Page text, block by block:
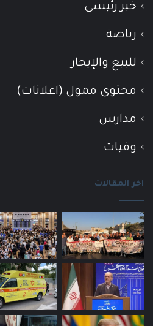
خبر رئيسي
رياضة
للبيع والإيجار
محتوى ممول (اعلانات)
مدارس
وفيات
اخر المقالات